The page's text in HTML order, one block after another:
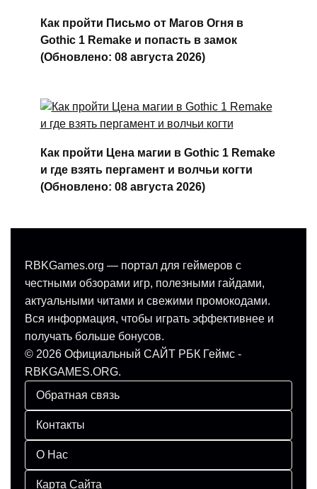
Как пройти Письмо от Магов Огня в
Gothic 1 Remake и попасть в замок
(Обновлено: 08 августа 2026)
Как пройти Цена магии в Gothic 1 Remake
и где взять пергамент и волчьи когти
(Обновлено: 08 августа 2026)
RBKGames.org — портал для геймеров с
честными обзорами игр, полезными гайдами,
актуальными читами и свежими промокодами.
Вся информация, чтобы играть эффективнее и
получать больше бонусов.
© 2026 Официальный САЙТ РБК Геймс -
RBKGAMES.ORG.
Обратная связь
Контакты
О Нас
Карта Сайта